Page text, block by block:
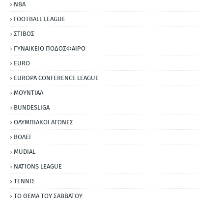
NBA
FOOTBALL LEAGUE
ΣΤΙΒΟΣ
ΓΥΝΑΙΚΕΙΟ ΠΟΔΟΣΦΑΙΡΟ
EURO
EUROPA CONFERENCE LEAGUE
ΜΟΥΝΤΙΑΛ
BUNDESLIGA
ΟΛΥΜΠΙΑΚΟΙ ΑΓΩΝΕΣ
ΒΟΛΕΪ
MUDIAL
NATIONS LEAGUE
ΤΕΝΝΙΣ
ΤΟ ΘΕΜΑ ΤΟΥ ΣΑΒΒΑΤΟΥ